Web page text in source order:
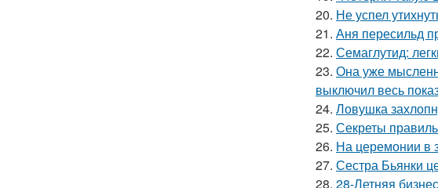
20. Не успел
21. Аня пересильд
22. Семаглутид:
23. Она уже
выключил весь
24. Ловушка
25. Секреты
26. На церемонии в
27. Сестра Бьянки
28. 28-Летняя